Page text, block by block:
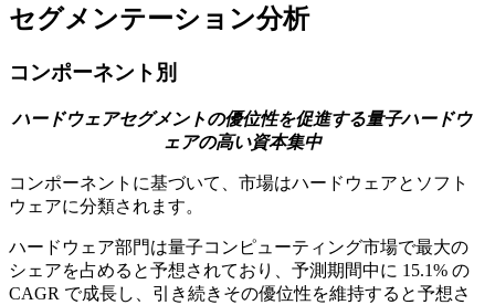
セグメンテーション分析
コンポーネント別
ハードウェアセグメントの優位性を促進する量子ハードウ
ェアの高い資本集中
コンポーネントに基づいて、市場はハードウェアとソフト
ウェアに分類されます。
ハードウェア部門は量子コンピューティング市場で最大の
シェアを占めると予想されており、予測期間中に 15.1% の
CAGR で成長し、引き続きその優位性を維持すると予想さ